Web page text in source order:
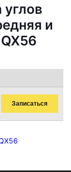
и
Записаться